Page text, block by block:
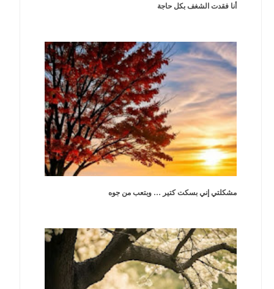
أنا فقدت الشغف بكل حاجة
مشكلتي إني بسكت كتير … وبتعب من جوه